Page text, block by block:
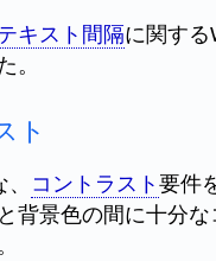
キスト間隔に関する
。
ト
コントラスト 要件
背景色の間に十分